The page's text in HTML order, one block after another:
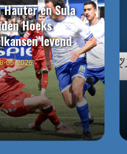
Hauter en Sula
Hoeks
levend
05-2026